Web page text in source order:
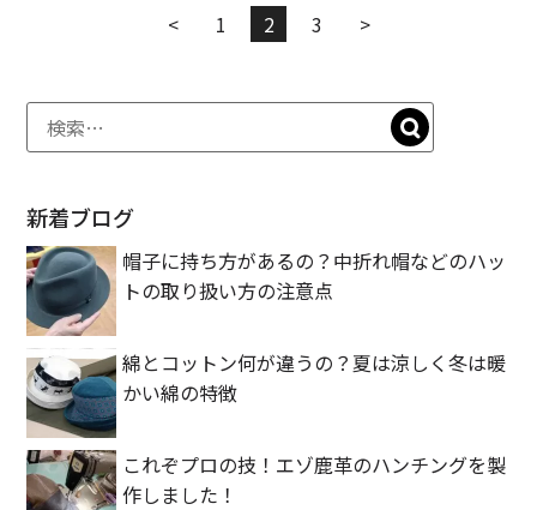
<
1 2 3 >
新着ブログ
帽子に持ち方があるの？中折れ帽などのハッ
トの取り扱い方の注意点
綿とコットン何が違うの？夏は涼しく冬は暖
かい綿の特徴
これぞプロの技！エゾ鹿革のハンチングを製
作しました！